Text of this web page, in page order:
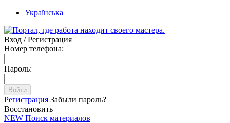
Українська
Вход / Регистрация
Номер телефона:
Пароль:
Войти
Регистрация Забыли пароль?
Восстановить
NEW Поиск материалов